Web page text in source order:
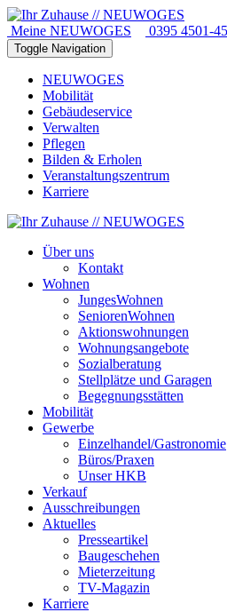
Meine NEUWOGES 0395 4501-
Toggle Navigation
NEUWOGES
Mobilität
Gebäudeservice
Verwalten
Pflegen
Bilden & Erholen
Veranstaltungszentrum
Karriere
Über uns
Kontakt
Wohnen
JungesWohnen
SeniorenWohnen
Aktionswohnungen
Wohnungsangebote
Sozialberatung
Stellplätze und Garagen
Begegnungsstätten
Mobilität
Gewerbe
Einzelhandel/Gastronomie
Büros/Praxen
Unser HKB
Verkauf
Ausschreibungen
Aktuelles
Presseartikel
Baugeschehen
Mieterzeitung
TV-Magazin
Karriere